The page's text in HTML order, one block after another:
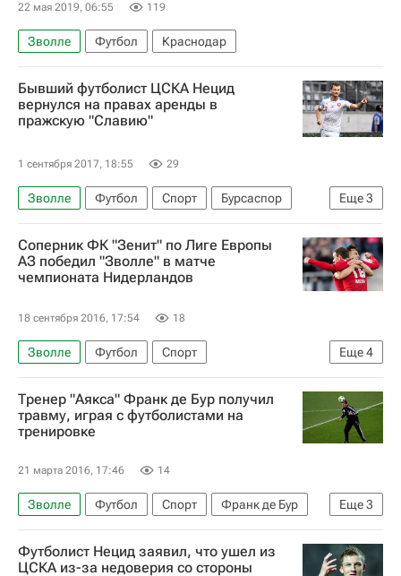
22 мая 2019, 06:55 119
Зволле Футбол Краснодар
Бывший футболист ЦСКА Нецид
вернулся на правах аренды в
пражскую "Славию"
1 сентября 2017, 18:55 29
Еще3
Зволле Футбол Спорт
Бурсаспор
Славия
ПФК ЦСКА Томаш Нецид
Соперник ФК "Зенит" по Лиге Европы
АЗ победил "Зволле" в матче
чемпионата Нидерландов
18 сентября 2016, 17:54 18
Еще4
Зволле Футбол
Спорт
Лига Европы УЕФА 2026-2027
Чемпионат Нидерландов
Зенит
АЗ (Алкмар)
Тренер "Аякса" Франк де Бур получил
травму, играя с футболистами на
тренировке
21 марта 2016, 17:46 14
Еще3
Зволле Футбол Спорт
Франк де Бур
Чемпионат Нидерландов
ПСВ Аякс
Футболист Нецид заявил, что ушел из
ЦСКА из-за недоверия со стороны